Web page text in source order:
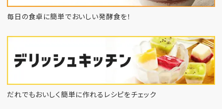
毎日の食卓に簡単でおいしい発酵食を！
だれでもおいしく簡単に作れるレシピをチェック